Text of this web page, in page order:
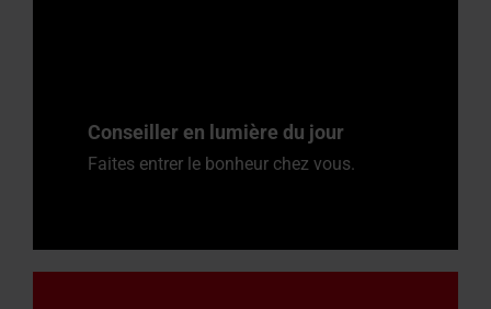
Conseiller en lumière du jour
Faites entrer le bonheur chez vous.